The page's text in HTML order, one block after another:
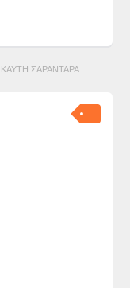
ΚΑΥΤΗ ΣΑΡΑΝΤΑΡΑ